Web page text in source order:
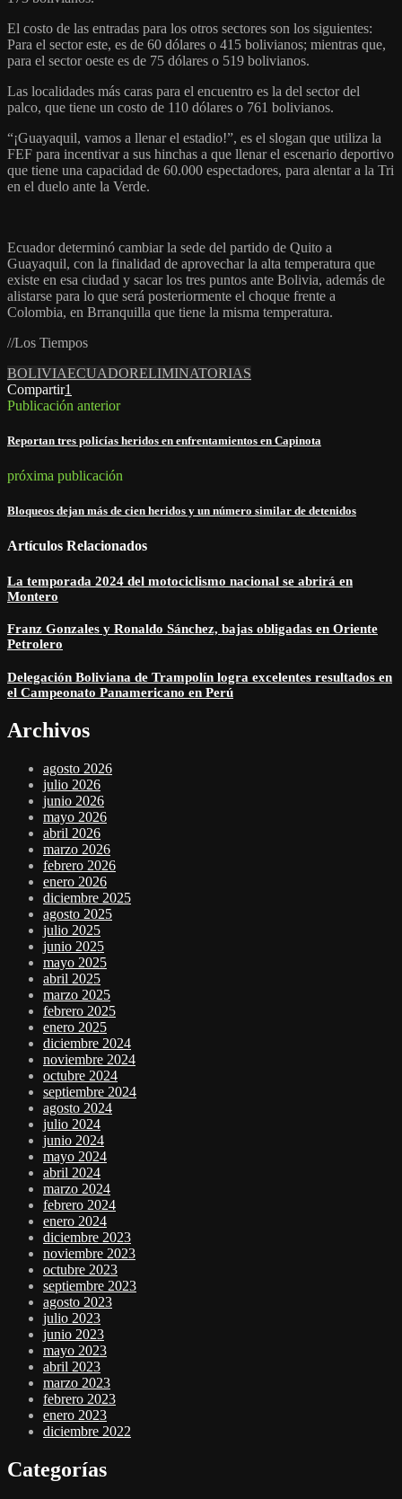
El costo de las entradas para los otros sectores son los siguientes:
Para el sector este, es de 60 dólares o 415 bolivianos; mientras que,
para el sector oeste es de 75 dólares o 519 bolivianos.
Las localidades más caras para el encuentro es la del sector del
palco, que tiene un costo de 110 dólares o 761 bolivianos.
“¡Guayaquil, vamos a llenar el estadio!”, es el slogan que utiliza la
FEF para incentivar a sus hinchas a que llenar el escenario deportivo
que tiene una capacidad de 60.000 espectadores, para alentar a la Tri
en el duelo ante la Verde.
Ecuador determinó cambiar la sede del partido de Quito a
Guayaquil, con la finalidad de aprovechar la alta temperatura que
existe en esa ciudad y sacar los tres puntos ante Bolivia, además de
alistarse para lo que será posteriormente el choque frente a
Colombia, en Brranquilla que tiene la misma temperatura.
//Los Tiempos
BOLIVIAECUADORELIMINATORIAS
Compartir1
Publicación anterior
Reportan tres policías heridos en enfrentamientos en Capinota
próxima publicación
Bloqueos dejan más de cien heridos y un número similar de detenidos
Artículos Relacionados
La temporada 2024 del motociclismo nacional se abrirá en
Montero
Franz Gonzales y Ronaldo Sánchez, bajas obligadas en Oriente
Petrolero
Delegación Boliviana de Trampolín logra excelentes resultados en
el Campeonato Panamericano en Perú
Archivos
agosto 2026
julio 2026
junio 2026
mayo 2026
abril 2026
marzo 2026
febrero 2026
enero 2026
diciembre 2025
agosto 2025
julio 2025
junio 2025
mayo 2025
abril 2025
marzo 2025
febrero 2025
enero 2025
diciembre 2024
noviembre 2024
octubre 2024
septiembre 2024
agosto 2024
julio 2024
junio 2024
mayo 2024
abril 2024
marzo 2024
febrero 2024
enero 2024
diciembre 2023
noviembre 2023
octubre 2023
septiembre 2023
agosto 2023
julio 2023
junio 2023
mayo 2023
abril 2023
marzo 2023
febrero 2023
enero 2023
diciembre 2022
Categorías